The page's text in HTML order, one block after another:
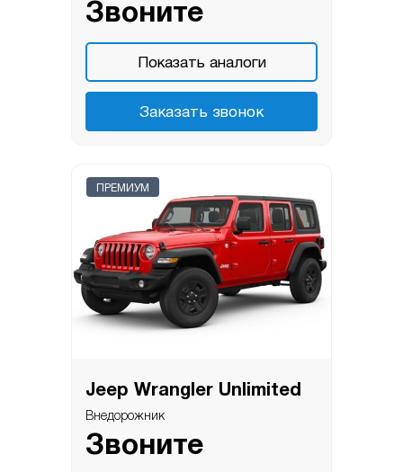
Звоните
Показать аналоги
Заказать звонок
ПРЕМИУМ
Jeep Wrangler Unlimited
Внедорожник
Звоните